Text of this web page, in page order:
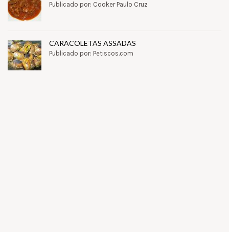
Publicado por: Cooker Paulo Cruz
CARACOLETAS ASSADAS
Publicado por: Petiscos.com